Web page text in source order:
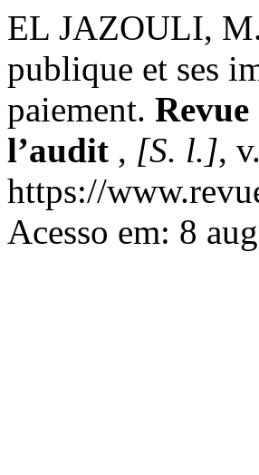
EL JAZOULI,
publique et ses
paiement.
l’audit , [S. l.],
https://
Acesso em: 8